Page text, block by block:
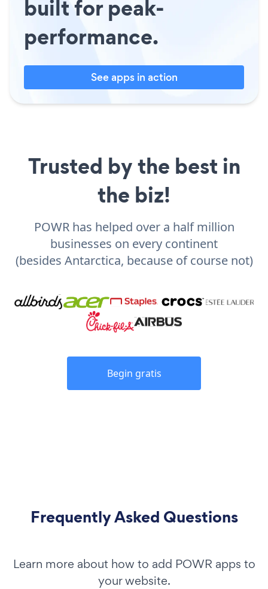
built for peak-
performance.
See apps in action
Trusted by the best in
the biz!
POWR has helped over a half million
businesses on every continent
(besides Antarctica, because of course not)
Begin gratis
Frequently Asked Questions
Learn more about how to add POWR apps to
your website.